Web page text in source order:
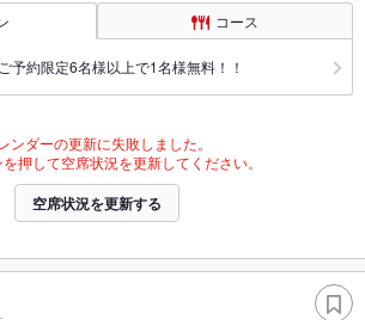
コース
予約限定6名様以上で1名様無料！！
ンダーの更新に失敗しました。
押して空席状況を更新してください。
空席状況を更新する